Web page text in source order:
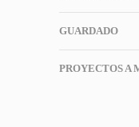
GUARDADO
PROYECTOS A